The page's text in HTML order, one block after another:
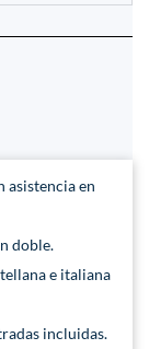
asistencia en
doble.
e italiana
incluidas.